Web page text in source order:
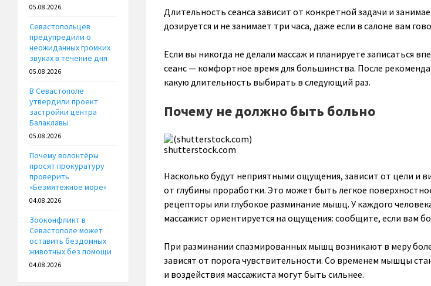
Длительность сеанса зависит от конкретной задачи и
дозируется и не занимает три часа, даже если в салоне вам
Если вы никогда не делали массаж и планируете записаться
сеанс — комфортное время для большинства. После
какую длительность выбирать в следующий раз.
Почему не должно быть больно
shutterstock.com
Насколько будут неприятными ощущения, зависит от цели и
от глубины проработки. Это может быть легкое
рецепторы или глубокое разминание мышц. У каждого
массажист ориентируется на ощущения: сообщите, если вам
При разминании спазмированных мышц возникают в меру
зависят от порога чувствительности. Со временем мышцы
и воздействия массажиста могут быть сильнее.
05.08.2026
Севастопольцев
предупредили о
неожиданных громких
звуках в течение дня
05.08.2026
В Севастополе
утвердили проект
застройки центра
Балаклавы
05.08.2026
Почему волонтёры
просят прокуратуру
проверить
«Безмятежное море»
04.08.2026
Зооконфликт в
Севастополе может
оставить бездомных
животных без помощи
04.08.2026